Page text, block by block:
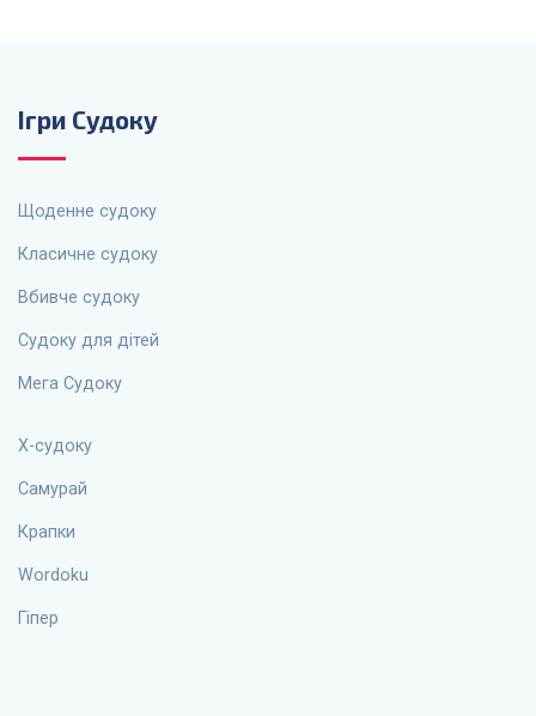
Ігри Судоку
Щоденне судоку
Класичне судоку
Вбивче судоку
Судоку для дітей
Мега Судоку
X-судоку
Самурай
Крапки
Wordoku
Гіпер